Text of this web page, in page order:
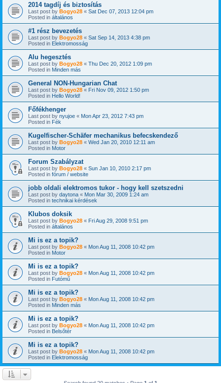
2014 tagdíj és biztosítás
Last post by Bogyo28 « Sat Dec 07, 2013 12:04 pm
Posted in általános
#1 rész bevezetés
Last post by Bogyo28 « Sat Sep 14, 2013 4:38 pm
Posted in Elektromosság
Alu hegesztés
Last post by Bogyo28 « Thu Dec 20, 2012 1:09 pm
Posted in Minden más
General NON-Hungarian Chat
Last post by Bogyo28 « Fri Nov 09, 2012 1:50 pm
Posted in Hello World!
Főfékhenger
Last post by nyujoe « Mon Apr 23, 2012 7:43 pm
Posted in Fék
Kugelfischer-Schäfer mechanikus befecskendező
Last post by Bogyo28 « Wed Jan 20, 2010 12:11 am
Posted in Motor
Forum Szabályzat
Last post by Bogyo28 « Sun Jan 10, 2010 2:17 pm
Posted in fórum / website
jobb oldali elektromos tukor - hogy kell szetszedni
Last post by daytona « Mon Mar 30, 2009 1:24 am
Posted in technikai kérdések
Klubos doksik
Last post by Bogyo28 « Fri Aug 29, 2008 9:51 pm
Posted in általános
Mi is ez a topik?
Last post by Bogyo28 « Mon Aug 11, 2008 10:42 pm
Posted in Motor
Mi is ez a topik?
Last post by Bogyo28 « Mon Aug 11, 2008 10:42 pm
Posted in Futómű
Mi is ez a topik?
Last post by Bogyo28 « Mon Aug 11, 2008 10:42 pm
Posted in Minden más
Mi is ez a topik?
Last post by Bogyo28 « Mon Aug 11, 2008 10:42 pm
Posted in Belsőtér
Mi is ez a topik?
Last post by Bogyo28 « Mon Aug 11, 2008 10:42 pm
Posted in Elektromosság